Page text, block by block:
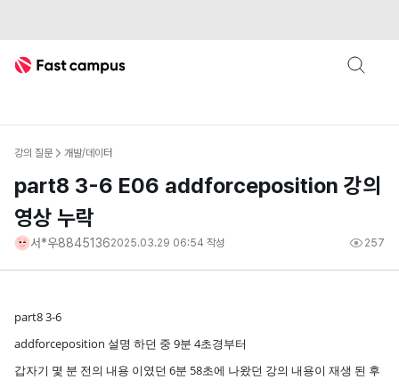
Fast Campus
강의 질문 개발/데이터
part8 3-6 E06 addforceposition 강의
영상 누락
서*우88451362025.03.29 06:54 작성 257
part8 3-6
addforceposition 설명 하던 중 9분 4초경부터
갑자기 몇 분 전의 내용 이였던 6분 58초에 나왔던 강의 내용이 재생 된 후